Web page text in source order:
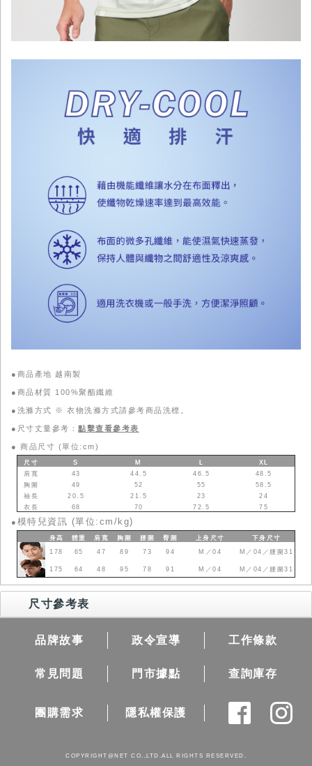
●商品產地 越南製
●商品材質 100%聚酯纖維
●洗滌方式 ※ 衣物洗滌方式請參考商品洗標。
●尺寸丈量參考： 點擊查看參考表
● 商品尺寸 (單位:cm)
尺寸 S M
XL
肩寬
43 44.5 46.5
48.5
胸圍
49 52 55
58.5
袖長
20.5 21.5 23
24
衣長
68 70 72.5 75
● 模特兒資訊 (單位:cm/kg)
身高 體重 肩寬 胸圍 腰圍 臀圍 上身 尺寸 下身 尺寸
178
65 47 89 73 94 M／04 M／04／腰圍31
175 64 48 95 78 91 M／04 M／04／腰圍31
尺寸參考表
品牌故事 政令宣導 工作條款
常見問題 門市據點 查詢庫存
團購需求 隱私權保護
COPYRIGHT@NET CO.,LTD.ALL RIGHTS RESERVED.